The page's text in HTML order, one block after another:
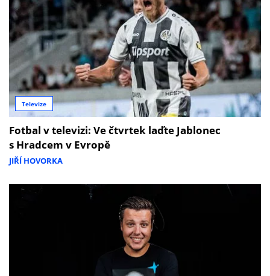
Televize
Fotbal v televizi: Ve čtvrtek laďte Jablonec
s Hradcem v Evropě
JIŘÍ HOVORKA